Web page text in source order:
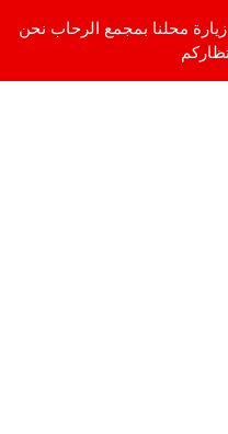
زيارة محلنا بمجمع الرحاب نحن